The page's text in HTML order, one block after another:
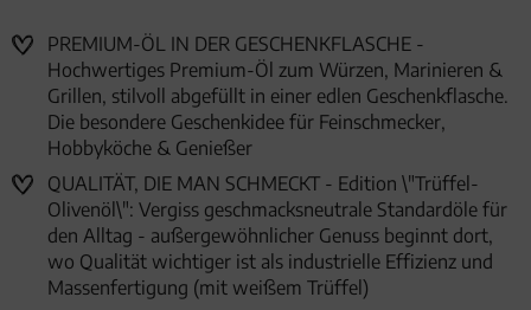
PREMIUM-ÖL IN DER GESCHENKFLASCHE -
Hochwertiges Premium-Öl zum Würzen, Marinieren &
Grillen, stilvoll abgefüllt in einer edlen Geschenkflasche.
Die besondere Geschenkidee für Feinschmecker,
Hobbyköche & Genießer
QUALITÄT, DIE MAN SCHMECKT - Edition \"Trüffel-
Olivenöl\": Vergiss geschmacksneutrale Standardöle für
den Alltag - außergewöhnlicher Genuss beginnt dort,
wo Qualität wichtiger ist als industrielle Effizienz und
Massenfertigung (mit weißem Trüffel)